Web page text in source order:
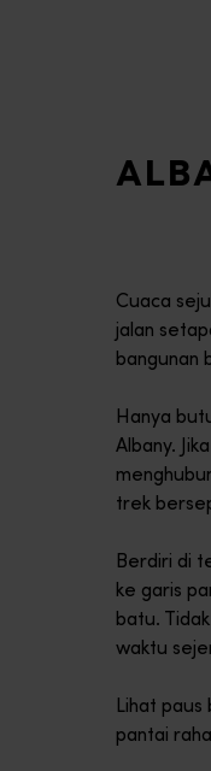
Cuaca
jalan
bangunan
Hanya
Albany.
trek
Berdiri di
ke garis
batu.
waktu
Lihat
pantai